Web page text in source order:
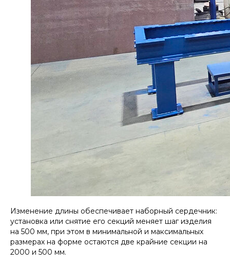
Изменение длины обеспечивает наборный сердечник:
установка или снятие его секций меняет шаг изделия
на 500 мм, при этом в минимальной и максимальных
размерах на форме остаются две крайние секции на
2000 и 500 мм.